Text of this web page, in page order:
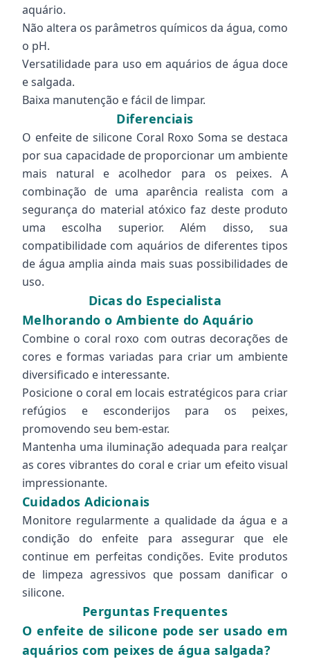
aquário.
Não altera os parâmetros químicos da água, como
o pH.
Versatilidade para uso em aquários de água doce
e salgada.
Baixa manutenção e fácil de limpar.
Diferenciais
O enfeite de silicone Coral Roxo Soma se destaca
por sua capacidade de proporcionar um ambiente
mais natural e acolhedor para os peixes. A
combinação de uma aparência realista com a
segurança do material atóxico faz deste produto
uma escolha superior. Além disso, sua
compatibilidade com aquários de diferentes tipos
de água amplia ainda mais suas possibilidades de
uso.
Dicas do Especialista
Melhorando o Ambiente do Aquário
Combine o coral roxo com outras decorações de
cores e formas variadas para criar um ambiente
diversificado e interessante.
Posicione o coral em locais estratégicos para criar
refúgios e esconderijos para os peixes,
promovendo seu bem-estar.
Mantenha uma iluminação adequada para realçar
as cores vibrantes do coral e criar um efeito visual
impressionante.
Cuidados Adicionais
Monitore regularmente a qualidade da água e a
condição do enfeite para assegurar que ele
continue em perfeitas condições. Evite produtos
de limpeza agressivos que possam danificar o
silicone.
Perguntas Frequentes
O enfeite de silicone pode ser usado em
aquários com peixes de água salgada?